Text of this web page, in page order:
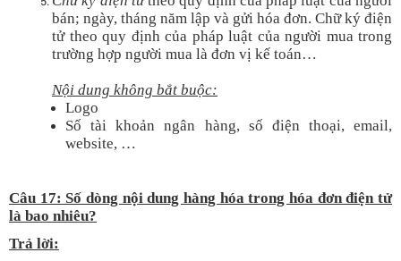
bán; ngày, tháng năm lập và gửi hóa đơn. Chữ ký điện
tử theo quy định của pháp luật của người mua trong
trường hợp người mua là đơn vị kế toán…
Nội dung không bắt buộc:
Logo
Số tài khoản ngân hàng, số điện thoại, email,
website, …
Câu 17: Số dòng nội dung hàng hóa trong hóa đơn điện tử
là bao nhiêu?
Trả lời: